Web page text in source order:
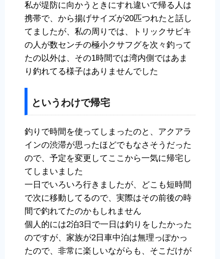
私が堤防に向かうときにすれ違いで帰る人は
携帯で、から揚げサイズが20匹つれたと話し
てましたが、私の周りでは、トリックサビキ
の人が数センチの極小クサフグを次々釣って
たの以外は、その1時間では湾内側ではあま
り釣れてる様子はありませんでした
というわけで帰宅
釣りで時間を使ってしまったのと、アクアラ
インの渋滞が思ったほどでもなさそうだった
ので、予定を変更してここから一気に帰宅し
てしまいました
一日でいろいろ行きましたが、どこも短時間
で次に移動してるので、実際はその前後の時
間で釣れてたのかもしれません
個人的には2泊3日で一日は釣りをしたかった
のですが、家族が2日車中泊は無理っぽかっ
たので、非常に楽しいながらも、そこだけが